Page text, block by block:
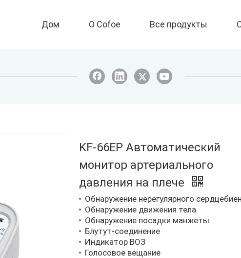
Дом О Cofoe Все продукты
KF-66EP Автоматический
монитор артериального
давления на плече
Обнаружение нерегулярного
Обнаружение движения тела
Обнаружение посадки манжеты
Блутут-соединение
Индикатор ВОЗ
Голосовое вещание